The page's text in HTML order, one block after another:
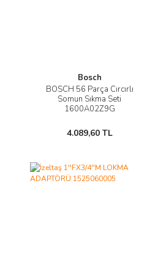
Bosch
BOSCH 56 Parça Cırcırlı
Somun Sıkma Seti
1600A02Z9G
4.089,60 TL